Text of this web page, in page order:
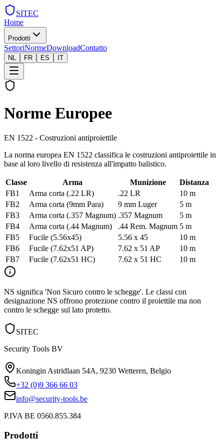
SITEC
Home
Prodotti
SettoriNormeDownloadContatto
NL FR ES IT
Norme Europee
EN 1522 - Costruzioni antiproiettile
La norma europea EN 1522 classifica le costruzioni antiproiettile in
base al loro livello di resistenza all'impatto balistico.
Classe Arma Munizione
Distanza
FB1
Arma corta (.22 LR) .22 LR
10 m
FB2
Arma corta (9mm Para) 9 mm Luger
5 m
FB3
Arma corta (.357 Magnum) .357 Magnum
5 m
FB4
Arma corta (.44 Magnum) .44 Rem. Magnum 5 m
FB5
Fucile (5.56x45) 5.56 x 45
10 m
FB6
Fucile (7.62x51 AP) 7.62 x 51 AP
10 m
FB7
Fucile (7.62x51 HC) 7.62 x 51 HC 10 m
NS significa 'Non Sicuro contro le schegge'. Le classi con
designazione NS offrono protezione contro il proiettile ma non
contro le schegge sul lato protetto.
SITEC
Security Tools BV
Koningin Astridlaan 54A, 9230 Wetteren, Belgio
+32 (0)9 366 66 03
info@security-tools.be
P.IVA BE 0560.855.384
Prodotti